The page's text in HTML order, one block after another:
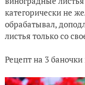
категорически не
обрабатывал,
листья только со
Рецепт на 3 баночки